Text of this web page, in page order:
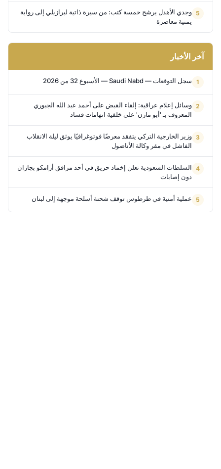
وجدي الأهدل يرشح خمسة كتب: من سيرة ذاتية لبرازيلي إلى رواية
يمنية معاصرة
آخر الأخبار
سجل التوقعات — Saudi Nabd — الأسبوع 32 من 2026
وسائل إعلام عراقية: إلقاء القبض على أحمد عبد الله الجبوري
المعروف بـ 'أبو مازن' على خلفية اتهامات فساد
وزير الخارجية التركي يتفقد معرضًا فوتوغرافيًا يوثق ليلة الانقلاب
الفاشل في مقر وكالة الأناضول
السلطات السعودية تعلن إخماد حريق في أحد مرافق أرامكو بجازان
دون إصابات
عملية أمنية في طرطوس توقف شحنة أسلحة موجهة إلى لبنان